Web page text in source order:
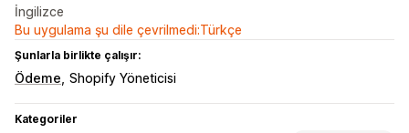
İngilizce
Bu uygulama şu dile çevrilmedi:Türkçe
Şunlarla birlikte çalışır:
Ödeme Shopify Yöneticisi
Kategoriler